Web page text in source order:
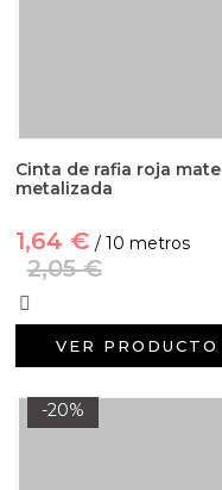
Cinta de rafia roja mate
metalizada
1,64 € / 10 metros
2,05 €
VER PRODUCTO
-20%